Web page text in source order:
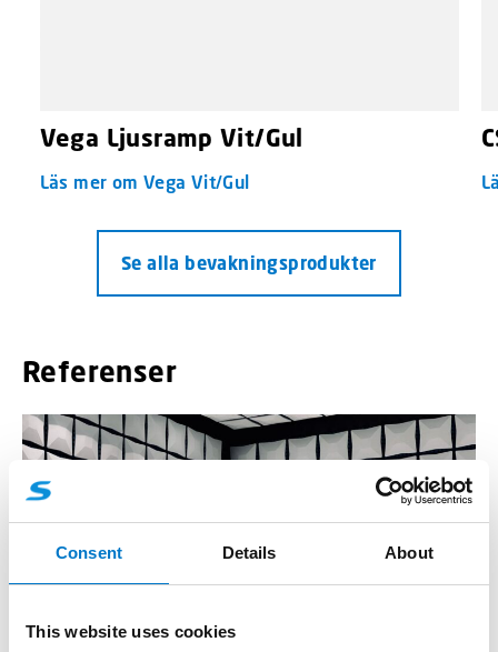
Consent Details About
This website uses cookies
Vega Ljusramp Vit/Gul
Läs mer om Vega Vit/Gul
Se alla bevakningsprodukter
Referenser